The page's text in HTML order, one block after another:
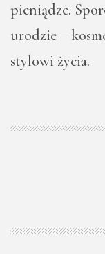
pieniądze.
urodzie –
stylowi życia.